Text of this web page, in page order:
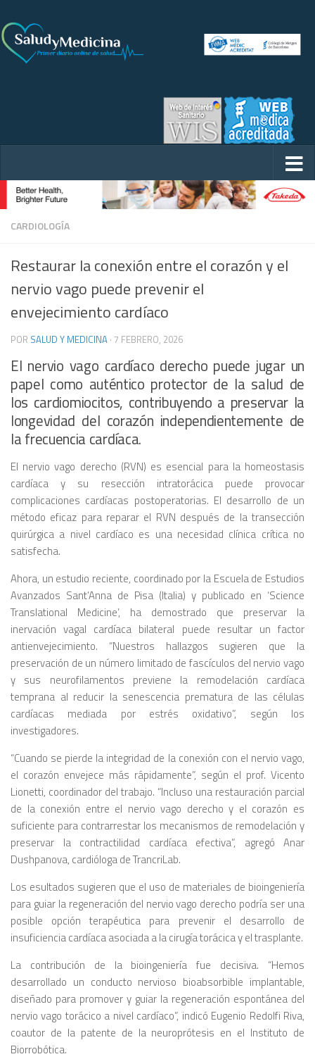
CARDIOLOGÍA
Restaurar la conexión entre el corazón y el
nervio vago puede prevenir el
envejecimiento cardíaco
POR SALUD Y MEDICINA · 7 FEBRERO, 2026
El nervio vago cardíaco derecho puede jugar un
papel como auténtico protector de la salud de
los cardiomiocitos, contribuyendo a preservar la
longevidad del corazón independientemente de
la frecuencia cardíaca.
El nervio vago derecho (RVN) es esencial para la homeostasis
cardíaca y su resección intratorácica puede provocar
complicaciones cardíacas postoperatorias. El desarrollo de un
método eficaz para reparar el RVN después de la transección
quirúrgica a nivel cardíaco es una necesidad clínica crítica no
satisfecha.
Ahora, un estudio reciente, coordinado por la Escuela de Estudios
Avanzados Sant’Anna de Pisa (Italia) y publicado en ‘Science
Translational Medicine’, ha demostrado que preservar la
inervación vagal cardíaca bilateral puede resultar un factor
antienvejecimiento. “Nuestros hallazgos sugieren que la
preservación de un número limitado de fascículos del nervio vago
y sus neurofilamentos previene la remodelación cardíaca
temprana al reducir la senescencia prematura de las células
cardíacas mediada por estrés oxidativo”, según los
investigadores.
“Cuando se pierde la integridad de la conexión con el nervio vago,
el corazón envejece más rápidamente”, según el prof. Vicento
Lionetti, coordinador del trabajo. “Incluso una restauración parcial
de la conexión entre el nervio vago derecho y el corazón es
suficiente para contrarrestar los mecanismos de remodelación y
preservar la contractilidad cardíaca efectiva”, agregó Anar
Dushpanova, cardióloga de TrancriLab.
Los esultados sugieren que el uso de materiales de bioingeniería
para guiar la regeneración del nervio vago derecho podría ser una
posible opción terapéutica para prevenir el desarrollo de
insuficiencia cardíaca asociada a la cirugía torácica y el trasplante.
La contribución de la bioingeniería fue decisiva. “Hemos
desarrollado un conducto nervioso bioabsorbible implantable,
diseñado para promover y guiar la regeneración espontánea del
nervio vago torácico a nivel cardíaco”, indicó Eugenio Redolfi Riva,
coautor de la patente de la neuroprótesis en el Instituto de
Biorrobótica.